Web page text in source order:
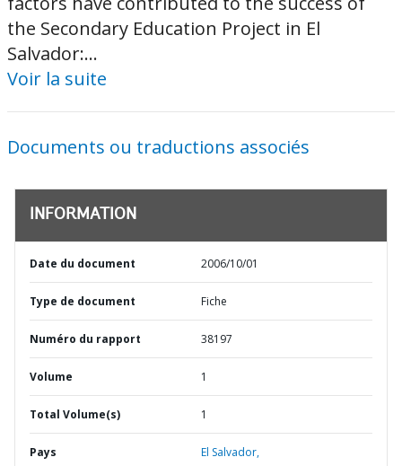
the Secondary Education Project in El
Salvador:...
Voir la suite
Documents ou traductions associés
INFORMATION
Date du document 2006/10/01
Type de document Fiche
Numéro du rapport 38197
Volume 1
Total Volume(s) 1
Pays El Salvador,